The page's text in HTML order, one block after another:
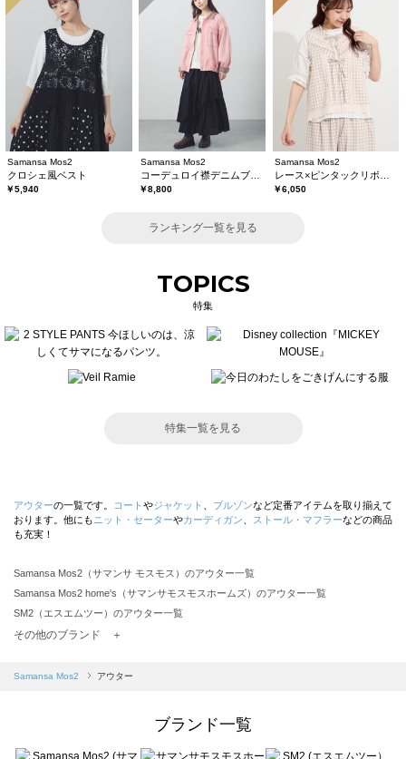
Samansa Mos2
クロシェ風ベスト
￥5,940
Samansa Mos2
￥8,800
Samansa Mos2
レース×ピンタックリボンベスト《限定カラーあり》
￥6,050
ランキング一覧を見る
TOPICS
特集
特集一覧を見る
アウターの一覧です。 コート やジャケット ブルゾンなど定番アイテムを取り揃えて
おります。他にも ニット・セーターやカーディガン ストール・マフラーなどの商品
も充実！
Samansa Mos2（サマンサ モスモス）のアウター一覧
Samansa Mos2 home's（サマンサモスモスホームズ）のアウター一覧
SM2（エスエムツー）のアウター一覧
TSUHARU by Samansa Mos2（ツハルバイサマンサモスモス）のアウター一覧
Samansa Mos2 blue（サマンサモスモス ブルー）のアウター一覧
sō4ū（ソウフォーユー）のアウター一覧
Te chichi（テチチ）のアウター一覧
その他のブランド ＋
Samansa Mos2 アウター
ブランド一覧